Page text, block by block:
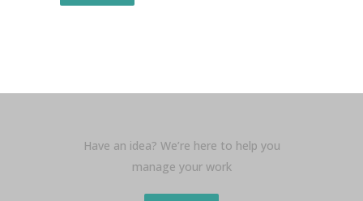
Have an idea? We’re here to help you
manage your work